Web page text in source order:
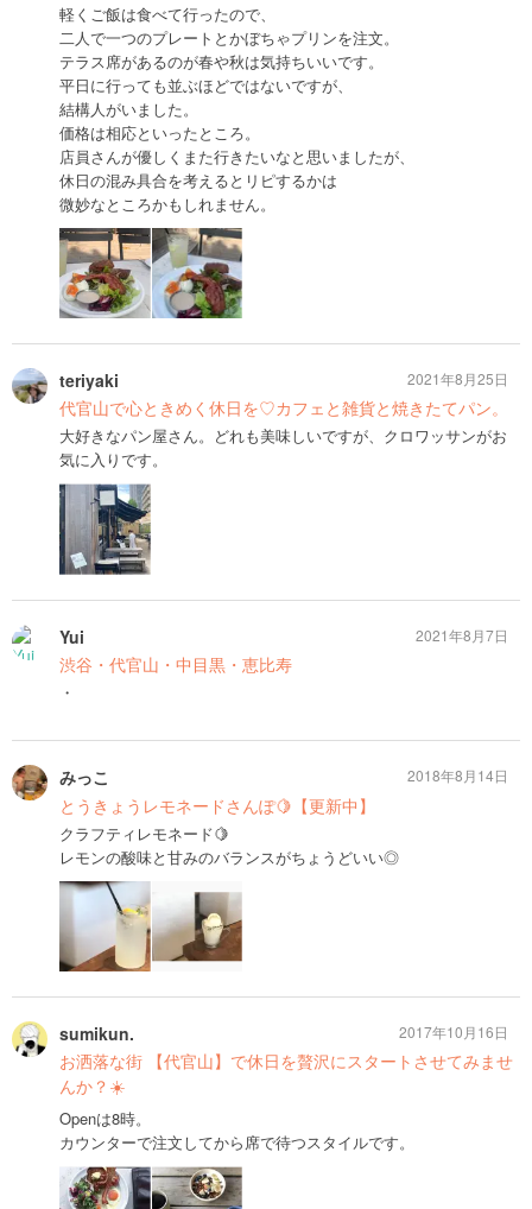
軽くご飯は食べて行ったので、
二人で一つのプレートとかぼちゃプリンを注文。
テラス席があるのが春や秋は気持ちいいです。
平日に行っても並ぶほどではないですが、
結構人がいました。
価格は相応といったところ。
店員さんが優しくまた行きたいなと思いましたが、
休日の混み具合を考えるとリピするかは
微妙なところかもしれません。
teriyaki
代官山で心ときめく休日を♡カフェと雑貨と焼きたてパン。
大好きなパン屋さん。どれも美味しいですが、クロワッサンがお
気に入りです。
2021年8月25日
Yui
渋谷・代官山・中目黒・恵比寿
・
2021年8月7日
みっこ
とうきょうレモネードさんぽ🍋【更新中】
クラフティレモネード🍋
レモンの酸味と甘みのバランスがちょうどいい◎
2018年8月14日
sumikun.
お洒落な街 【代官山】で休日を贅沢にスタートさせてみませ
んか？☀️
Openは8時。
カウンターで注文してから席で待つスタイルです。
2017年10月16日